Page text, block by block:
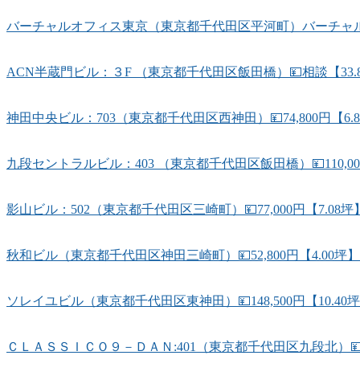
バーチャルオフィス東京（東京都千代田区平河町）バー
ACN半蔵門ビル：３F （東京都千代田区飯田橋）💴相談
神田中央ビル：703（東京都千代田区西神田）💴74,800円【
九段セントラルビル：403 （東京都千代田区飯田橋）
影山ビル：502（東京都千代田区三崎町）💴77,000円【
秋和ビル（東京都千代田区神田三崎町）💴52,800円【4.00
ソレイユビル（東京都千代田区東神田）💴148,500円【
ＣＬＡＳＳＩＣＯ９－ＤＡＮ:401（東京都千代田区九段北